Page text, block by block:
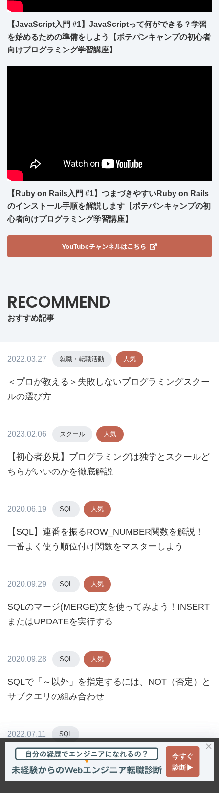
【JavaScript入門 #1】JavaScriptって何ができる？学習
を始めるための準備をしよう【ポテパンキャンプの初心者
向けプログラミング学習講座】
【Ruby on Rails入門 #1】つまづきやすいRuby on Rails
のインストール手順を解説します【ポテパンキャンプの初
心者向けプログラミング学習講座】
YouTubeチャンネルはこちら
RECOMMEND
おすすめ記事
2022.03.27 就職・転職活動 人気
＜プロが教える＞失敗しないプログラミングスクー
ルの選び方
2023.02.06 スクール 人気
【初心者必見】プログラミングは独学とスクールど
ちらがいいのかを徹底解説
2020.06.19 SQL 人気
【SQL】連番を振るROW_NUMBER関数を解説！
一番よく使う順位付け関数をマスターしよう
2020.09.29 SQL 人気
SQLのマージ(MERGE)文を使ってみよう！INSERT
またはUPDATEを実行する
2020.09.28 SQL 人気
SQLで「～以外」を指定するには、NOT（否定）と
サブクエリの組み合わせ
2022.07.11 SQL
SQLで日付を範囲指定して抽出条件を絞るやり方！
【初心者向け】